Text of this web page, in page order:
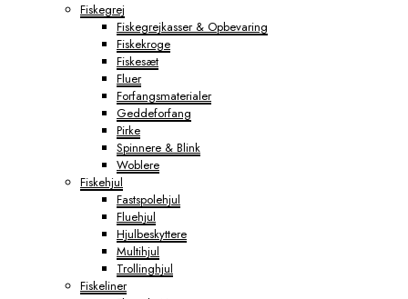
Fiskegrej
Fiskegrejkasser & Opbevaring
Fiskekroge
Fiskesæt
Fluer
Forfangsmaterialer
Geddeforfang
Pirke
Spinnere & Blink
Woblere
Fiskehjul
Fastspolehjul
Fluehjul
Hjulbeskyttere
Multihjul
Trollinghjul
Fiskeliner